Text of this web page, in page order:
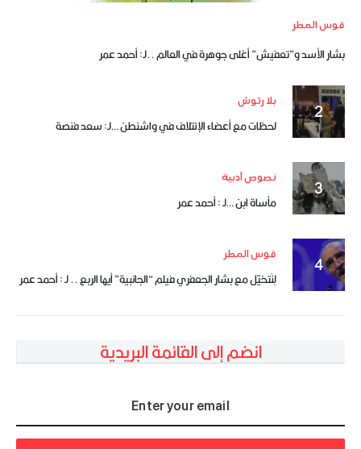
قوس المطر
بشار الأسد و”تعفيش” أغلى جوهرة في العالم ..لـ: أحمد عمر
بلا رتوش
لحظات مع أعضاء الإئتلاف في واشنطن …لـ: سعد فنصة
نصوص أدبية
مأساة ابن …لـ : أحمد عمر
قوس المطر
لِنَتخيّل مع بشار الجعفري فيلم “الجانبية” أيها الربع .. لـ : أحمد عمر
انضم إلى القائمة البريدية